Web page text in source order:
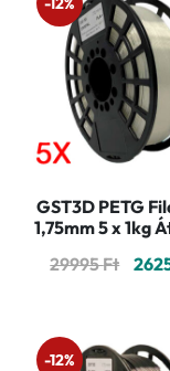
GST3D PETG
1,75mm 5 x 1kg
29995Ft
29995
-12%